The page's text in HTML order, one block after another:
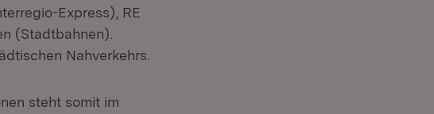
Express), RE
(Stadtbahnen).
Nahverkehrs.
steht somit im